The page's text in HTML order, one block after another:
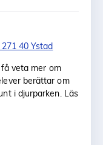
40 Ystad
veta mer om
berättar om
i djurparken. Läs